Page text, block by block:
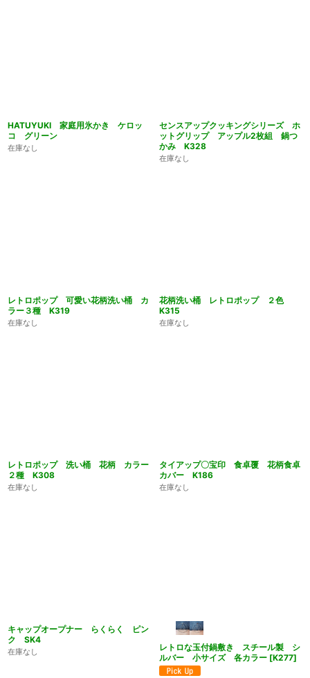
HATUYUKI 家庭用氷かき ケロッ
コ グリーン
在庫なし
センスアップクッキングシリーズ ホ
ットグリップ アップル2枚組 鍋つ
かみ K328
在庫なし
レトロポップ 可愛い花柄洗い桶 カ
ラー３種 K319
在庫なし
花柄洗い桶 レトロポップ ２色
K315
在庫なし
レトロポップ 洗い桶 花柄 カラー
２種 K308
在庫なし
タイアップ〇宝印 食卓覆 花柄食卓
カバー K186
在庫なし
キャップオープナー らくらく ピン
ク SK4
在庫なし
レトロな玉付鍋敷き スチール製 シ
ルバー 小サイズ 各カラー [K277]